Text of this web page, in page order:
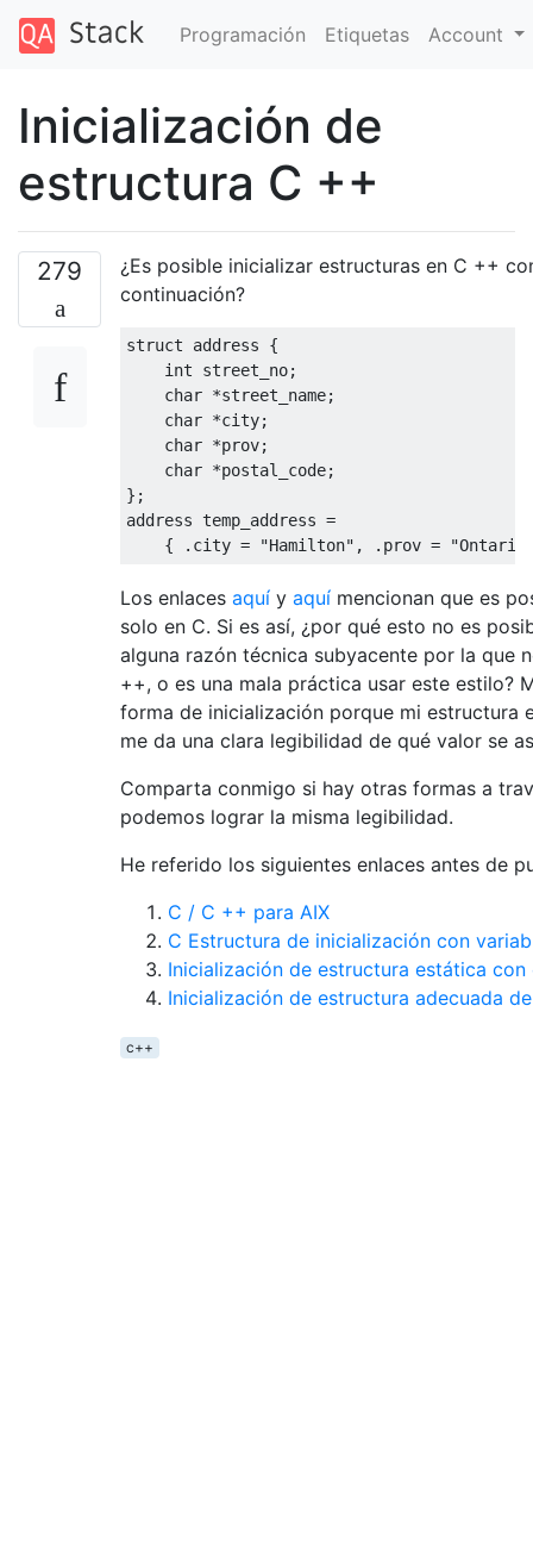
Programación Etiquetas Account
Inicialización de
estructura C ++
279
¿Es posible inicializar estructuras en C ++
continuación?
struct address {
int street_no;
char *street_name;
char *city;
char *prov;
char *postal_code;
};
address temp_address =
{
. city = "Hamilton" , . prov =
Los enlaces aquí y aquí mencionan que es
solo en C. Si es así, ¿por qué esto no es
alguna razón técnica subyacente por la que
++, o es una mala práctica usar este estilo?
forma de inicialización porque mi estructura
me da una clara legibilidad de qué valor se
Comparta conmigo si hay otras formas a
podemos lograr la misma legibilidad.
He referido los siguientes enlaces antes de
C / C ++ para AIX
C Estructura de inicialización con
Inicialización de estructura estática
Inicialización de estructura adecuada
c++